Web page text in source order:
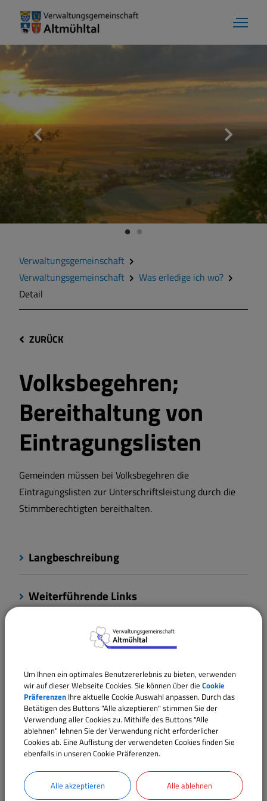
Verwaltungsgemeinschaft
Verwaltungsgemeinschaft
Was erledige ich wo?
Detail
ZURÜCK
Volksbegehren;
Bereithaltung von
Eintragungslisten
Gemeinden müssen bei Volksbegehren die
Eintragungslisten zur Unterschriftsleistung durch die
Stimmberechtigten bereithalten.
Langbeschreibung
Weiterführende Links
Rechtsgrundlagen
Verantwortliche Behörde
Ansprechpartner:
MelanieGlück
Tel.:09146 94294-23
E-Mail:
m.glueck@vgem-altmuehltal.de
Um Ihnen ein optimales Benutzererlebnis zu bieten, verwenden
wir auf dieser Webseite Cookies. Sie können über die Cookie
Präferenzen Ihre aktuelle Cookie Auswahl anpassen. Durch das
Betätigen des Buttons "Alle akzeptieren" stimmen Sie der
Verwendung aller Cookies zu. Mithilfe des Buttons "Alle
ablehnen" lehnen Sie der Verwendung nicht erforderlicher
Cookies ab. Eine Auflistung der verwendeten Cookies finden Sie
ebenfalls in unseren Cookie Präferenzen.
Alle akzeptieren Alle ablehnen